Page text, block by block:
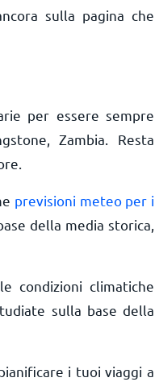
sulla pagina che
per essere sempre
Zambia. Resta
previsioni meteo per i
della media storica,
condizioni climatiche
sulla base della
i tuoi viaggi a